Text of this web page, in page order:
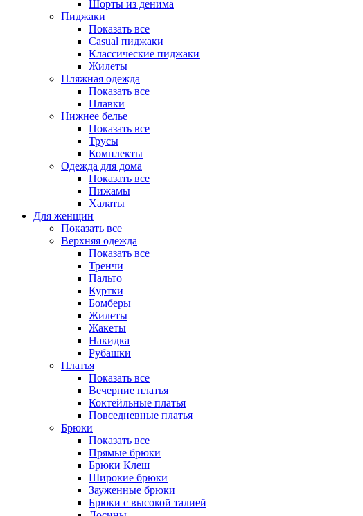
Шорты из денима
Пиджаки
Показать все
Casual пиджаки
Классические пиджаки
Жилеты
Пляжная одежда
Показать все
Плавки
Нижнее белье
Показать все
Трусы
Комплекты
Одежда для дома
Показать все
Пижамы
Халаты
Для женщин
Показать все
Верхняя одежда
Показать все
Тренчи
Пальто
Куртки
Бомберы
Жилеты
Жакеты
Накидка
Рубашки
Платья
Показать все
Вечерние платья
Коктейльные платья
Повседневные платья
Брюки
Показать все
Прямые брюки
Брюки Клеш
Широкие брюки
Зауженные брюки
Брюки с высокой талией